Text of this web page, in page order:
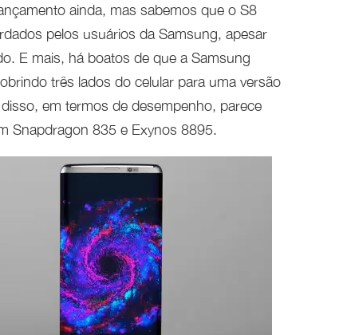
ainda, mas sabemos que o S8
pelos usuários da Samsung, apesar
E mais, há boatos de que a Samsung
três lados do celular para uma versão
em termos de desempenho, parece
Snapdragon 835 e Exynos 8895.